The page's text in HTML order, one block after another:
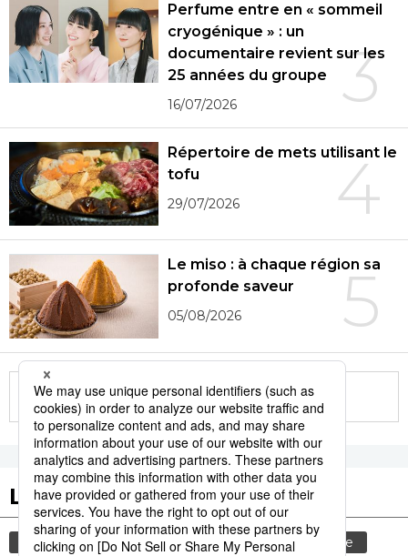
3
Perfume entre en « sommeil
cryogénique » : un
documentaire revient sur les
25 années du groupe
16/07/2026
4
Répertoire de mets utilisant le
tofu
29/07/2026
5
Le miso : à chaque région sa
profonde saveur
05/08/2026
More in this series
Les tags populaires
gastronomie culture aliment histoire